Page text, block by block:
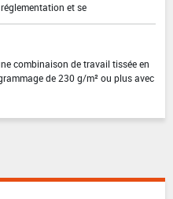
et se
combinaison de travail tissée en
de 230 g/m² ou plus avec